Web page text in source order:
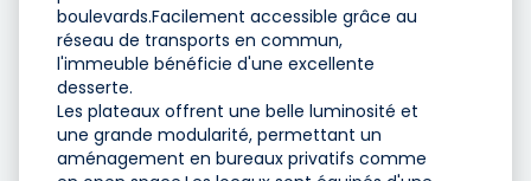
boulevards.Facilement accessible grâce au
réseau de transports en commun,
l'immeuble bénéficie d'une excellente
desserte.
Les plateaux offrent une belle luminosité et
une grande modularité, permettant un
aménagement en bureaux privatifs comme